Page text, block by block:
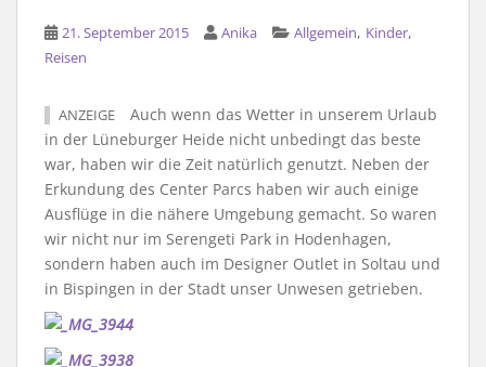
21. September 2015 Anika Allgemein, Kinder,
Reisen
ANZEIGE
Auch wenn das Wetter in unserem Urlaub
in der Lüneburger Heide nicht unbedingt das beste
war, haben wir die Zeit natürlich genutzt. Neben der
Erkundung des Center Parcs haben wir auch einige
Ausflüge in die nähere Umgebung gemacht. So waren
wir nicht nur im Serengeti Park in Hodenhagen,
sondern haben auch im Designer Outlet in Soltau und
in Bispingen in der Stadt unser Unwesen getrieben.